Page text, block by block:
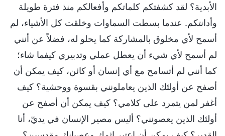
الأبدية؟ لقد كشفتكم كلماتكم وأفعالكم منذ فترة طويلة
وأدانتكم. عندما بسطت السماوات وخلقت كل الأشياء، لم
أسمح لأي مخلوق بالمشاركة كما يحلو له، فضلاً عن أنني
لم أسمح لأي شيء أن يعطل عملي وتدبيري كيفما شاء؛
كما أنني لم أتسامح مع أي إنسان أو كائن، كيف يمكن أن
أصفح عن أولئك الذين يعاملونني بقسوة ووحشية؟ كيف
أغفر لمن يتمرد على كلامي؟ كيف يمكن أن أصفح عن
أولئك الذين يعصونني؟ أليس مصير الإنسان في يديّ، أنا